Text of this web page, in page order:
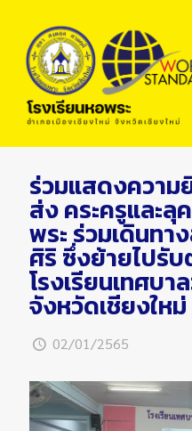
ร่วมแสดงความ
ส่ง คระครูและลุ
พระ ร่วมเดินทา
ศิริ ซึ่งย้ายไปรั
โรงเรียนเทศบ
จังหวัดเชียงใหม่
02/01/2565